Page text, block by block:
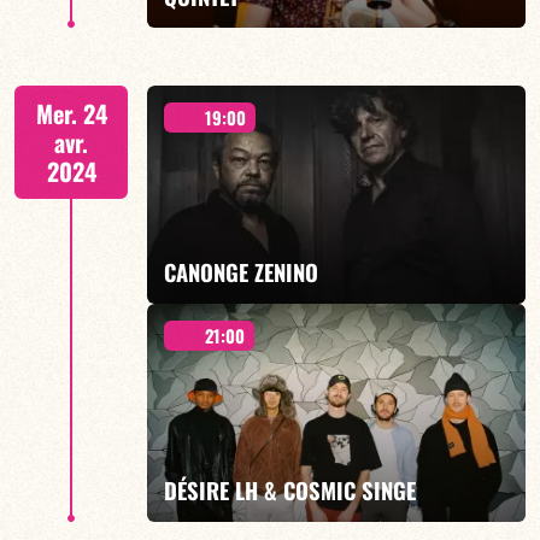
Mer. 24
avr.
2024
19:00
CANONGE ZENINO
Duo Jazz - 19h00
21:00
DÉSIRE LH & COSMIC SINGE